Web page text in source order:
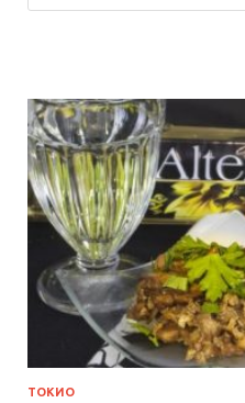
ТОКИО